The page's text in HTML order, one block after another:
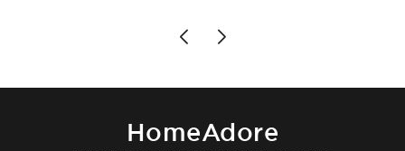
то качество выше всяких похвал. Выглядит
HomeAdore